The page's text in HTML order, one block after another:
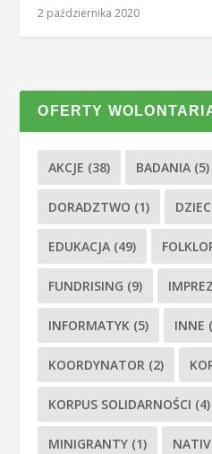
2 października 2020
OFERTY
AKCJE (38) BADANIA (5)
DORADZTWO (1)
EDUKACJA (49)
FUNDRISING (9)
INFORMATYK (5) INNE
KOORDYNATOR (2)
KORPUS SOLIDARNOŚCI (4)
MINIGRANTY (1)